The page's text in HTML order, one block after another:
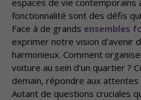
espaces de vie
fonctionnalité sont des défis
Face à de grands ensembles
exprimer notre vision d'avenir
harmonieux. Comment
voiture au sein d'un quartier ?
demain, répondre aux
Autant de questions cruciales